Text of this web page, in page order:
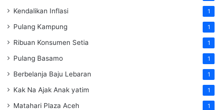
Kendalikan Inflasi 1
Pulang Kampung 1
Ribuan Konsumen Setia 1
Pulang Basamo 1
Berbelanja Baju Lebaran 1
Kak Na Ajak Anak yatim 1
Matahari Plaza Aceh 1